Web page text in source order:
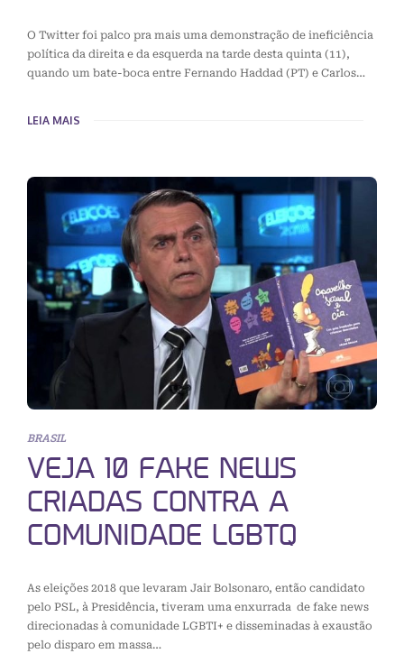
O Twitter foi palco pra mais uma demonstração de ineficiência
política da direita e da esquerda na tarde desta quinta (11),
quando um bate-boca entre Fernando Haddad (PT) e Carlos…
LEIA MAIS
BRASIL
VEJA 10 FAKE NEWS
CRIADAS CONTRA A
COMUNIDADE LGBTQ
As eleições 2018 que levaram Jair Bolsonaro, então candidato
pelo PSL, à Presidência, tiveram uma enxurrada de fake news
direcionadas à comunidade LGBTI+ e disseminadas à exaustão
pelo disparo em massa…